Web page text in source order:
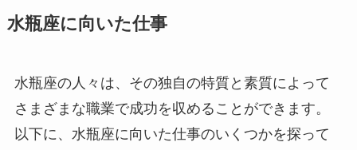
水瓶座に向いた仕事
水瓶座の人々は、その独自の特質と素質によって
さまざまな職業で成功を収めることができます。
以下に、水瓶座に向いた仕事のいくつかを探って